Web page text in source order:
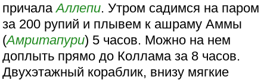
причалаАллепи. Утром садимся на паром
за 200 рупий и плывем к ашраму Аммы
(Амритапури) 5 часов. Можно на нем
доплыть прямо до Коллама за 8 часов.
Двухэтажный кораблик, внизу мягкие